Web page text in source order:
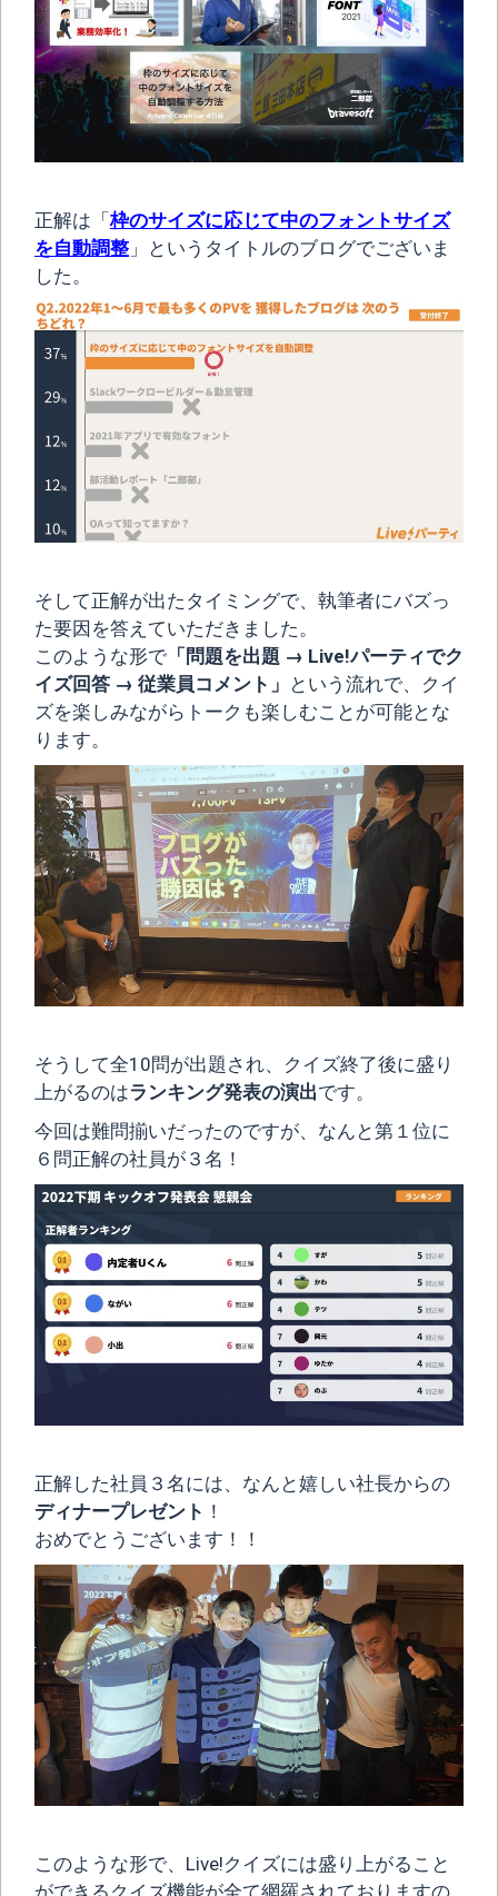
正解は「枠のサイズに応じて中のフォントサイズ
を自動調整 」というタイトルのブログでございま
した。
そして正解が出たタイミングで、執筆者にバズっ
た要因を答えていただきました。
このような形で 「問題を出題 → Live!パーティでク
イズ回答 → 従業員コメント」 という流れで、クイ
ズを楽しみながらトークも楽しむことが可能とな
ります。
そうして全10問が出題され、クイズ終了後に盛り
上がるのはランキング発表の演出です。
今回は難問揃いだったのですが、なんと第１位に
６問正解の社員が３名！
正解した社員３名には、なんと嬉しい社長からの
ディナープレゼント ！
おめでとうございます！！
このような形で、Live!クイズには盛り上がること